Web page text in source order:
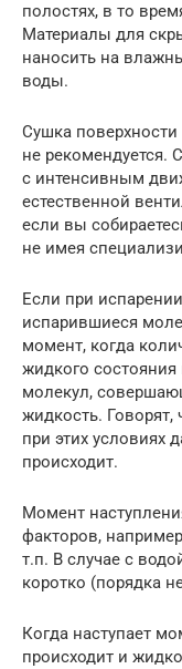
полостях, в то
Материалы для
наносить на
воды.
Сушка
не рекомендуется.
с интенсивным
естественной
если вы
не имея
Если при
испарившиеся
момент, когда
жидкого состояния
молекул,
жидкость.
при этих условиях
происходит.
Момент
факторов,
т.п. В случае с
коротко (порядка
Когда наступает
происходит и